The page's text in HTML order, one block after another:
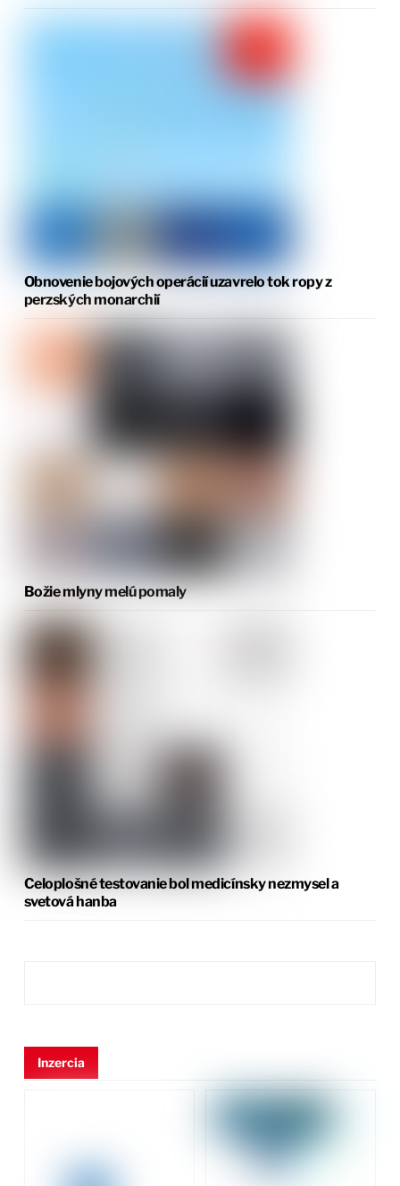
Obnovenie bojových operácií uzavrelo tok ropy z
perzských monarchií
Božie mlyny melú pomaly
Celoplošné testovanie bol medicínsky nezmysel a
svetová hanba
Inzercia